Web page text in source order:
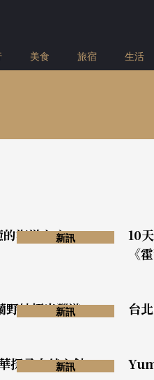
美食 旅宿 生活
海洋之心3+
新訊
10
《
地極光獵遊
新訊 台
探尋自然之蝕
新訊